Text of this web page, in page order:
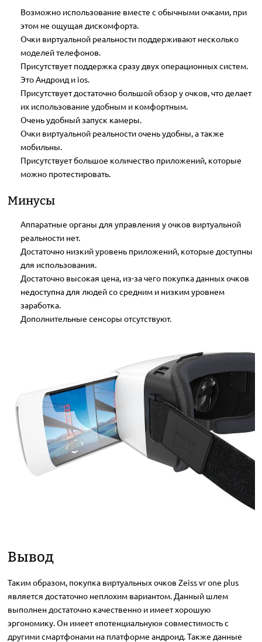
Возможно использование вместе с обычными очками, при
этом не ощущая дискомфорта.
Очки виртуальной реальности поддерживают несколько
моделей телефонов.
Присутствует поддержка сразу двух операционных систем.
Это Андроид и ios.
Присутствует достаточно большой обзор у очков, что делает
их использование удобным и комфортным.
Очень удобный запуск камеры.
Очки виртуальной реальности очень удобны, а также
мобильны.
Присутствует большое количество приложений, которые
можно протестировать.
Минусы
Аппаратные органы для управления у очков виртуальной
реальности нет.
Достаточно низкий уровень приложений, которые доступны
для использования.
Достаточно высокая цена, из-за чего покупка данных очков
недоступна для людей со средним и низким уровнем
заработка.
Дополнительные сенсоры отсутствуют.
Вывод
Таким образом, покупка виртуальных очков Zeiss vr one plus
является достаточно неплохим вариантом. Данный шлем
выполнен достаточно качественно и имеет хорошую
эргономику. Он имеет «потенциальную» совместимость с
другими смартфонами на платформе андроид. Также данные